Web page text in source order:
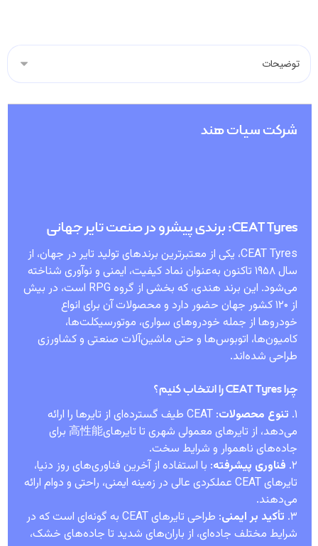
شرکت سیات هند
CEAT Tyres: برندی پیشرو در صنعت تایر جهانی
CEAT Tyres، یکی از معتبرترین برندهای تولید تایر در جهان، از
سال ۱۹۵۸ تاکنون به‌عنوان نماد کیفیت، ایمنی و نوآوری شناخته
می‌شود. این برند هندی، که بخشی از گروه RPG است، در بیش
از ۱۲۰ کشور جهان حضور دارد و محصولات آن برای انواع
خودروها از جمله خودروهای سواری، موتورسیکلت‌ها،
کامیون‌ها، اتوبوس‌ها و حتی ماشین‌آلات صنعتی و کشاورزی
طراحی شده‌اند.
چرا CEAT Tyres را انتخاب کنیم؟
۱. تنوع محصولات
: CEAT طیف گسترده‌ای از تایرها را ارائه
می‌دهد، از تایرهای معمولی شهری تا تایرهای高性能 برای
جاده‌های ناهموار و شرایط سخت.
۲. فناوری پیشرفته: با استفاده از آخرین فناوری‌های روز دنیا،
تایرهای CEAT عملکردی عالی در زمینه ایمنی، راحتی و دوام ارائه
می‌دهند.
۳. تأکید بر ایمنی
: طراحی تایرهای CEAT به گونه‌ای است که در
شرایط مختلف جاده‌ای، از باران‌های شدید تا جاده‌های خشک،